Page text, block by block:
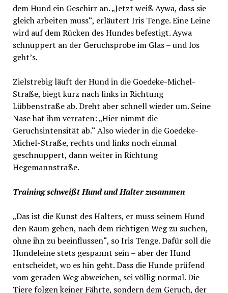
dem Hund ein Geschirr an. „Jetzt weiß Aywa, dass sie
gleich arbeiten muss“, erläutert Iris Tenge. Eine Leine
wird auf dem Rücken des Hundes befestigt. Aywa
schnuppert an der Geruchsprobe im Glas – und los
geht’s.
Zielstrebig läuft der Hund in die Goedeke-Michel-
Straße, biegt kurz nach links in Richtung
Lübbenstraße ab. Dreht aber schnell wieder um. Seine
Nase hat ihm verraten: „Hier nimmt die
Geruchsintensität ab.“ Also wieder in die Goedeke-
Michel-Straße, rechts und links noch einmal
geschnuppert, dann weiter in Richtung
Hegemannstraße.
Training schweißt Hund und Halter zusammen
„Das ist die Kunst des Halters, er muss seinem Hund
den Raum geben, nach dem richtigen Weg zu suchen,
ohne ihn zu beeinflussen“, so Iris Tenge. Dafür soll die
Hundeleine stets gespannt sein – aber der Hund
entscheidet, wo es hin geht. Dass die Hunde prüfend
vom geraden Weg abweichen, sei völlig normal. Die
Tiere folgen keiner Fährte, sondern dem Geruch, der